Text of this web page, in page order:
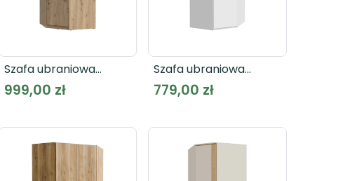
Szafa ubraniowa
CADIXO CDXS91 dąb
artisan
999,00 zł
Szafa ubraniowa
narożna 90
779,00 zł